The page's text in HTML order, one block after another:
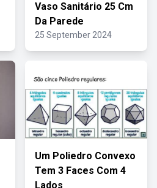
Vaso Sanitário 25 Cm
Da Parede
25 September 2024
Um Poliedro Convexo
Tem 3 Faces Com 4
Lados